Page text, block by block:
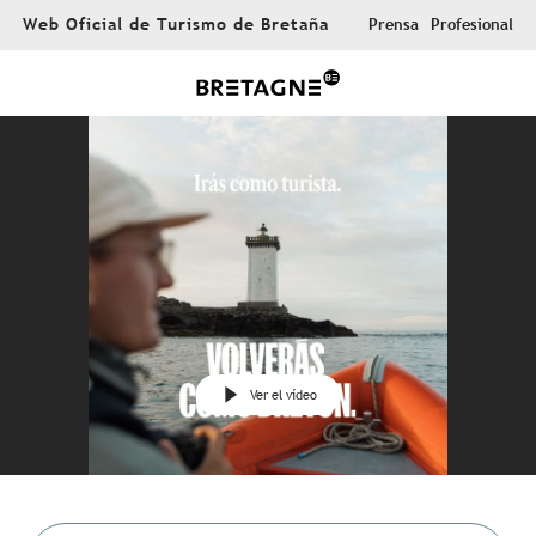
AllerWeb Oficial de Turismo de Bretaña Prensa Profesional
Ver el vídeo